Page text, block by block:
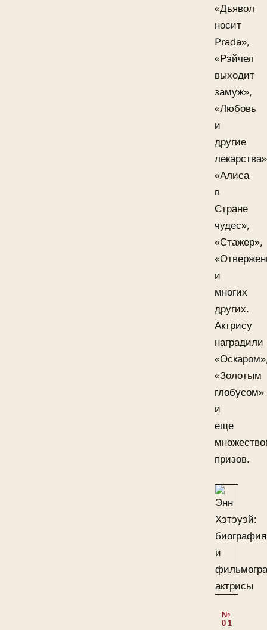
«Дьявол
носит
Prada»,
«Рэйчел
выходит
замуж»,
«Любовь
и
другие
«Алиса
в
Стране
чудес»,
«Стажер»,
и
многих
других.
Актрису
наградили
«Золотым
глобусом»
и
еще
призов.